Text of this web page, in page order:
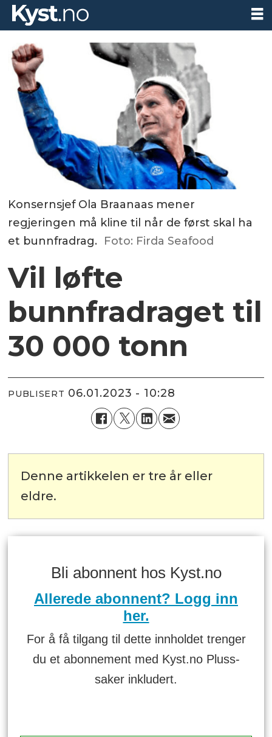
Konsernsjef Ola Braanaas mener
regjeringen må kline til når de først skal ha
et bunnfradrag. Foto: Firda Seafood
Vil løfte
bunnfradraget til
30 000 tonn
PUBLISERT 06.01.2023 - 10:28
Denne artikkelen er tre år eller
eldre.
Bli abonnent hos Kyst.no
Allerede abonnent? Logg inn
her.
For å få tilgang til dette innholdet trenger
du et abonnement med Kyst.no Pluss-
saker inkludert.